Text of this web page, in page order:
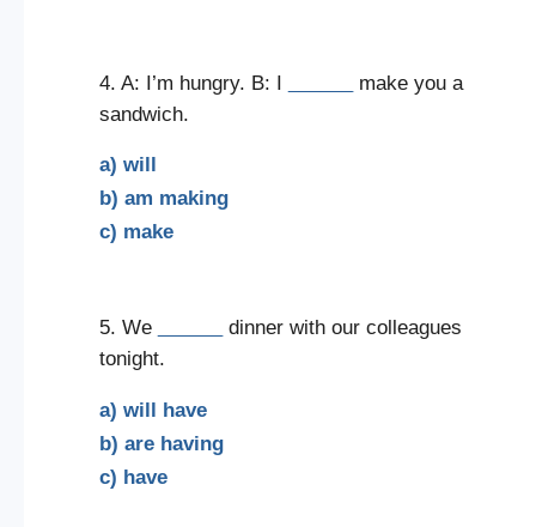
4. A: I’m hungry. B: I
make you a
sandwich.
a) will
b) am making
c) make
5. We
dinner with our colleagues
tonight.
a) will have
b) are having
c) have